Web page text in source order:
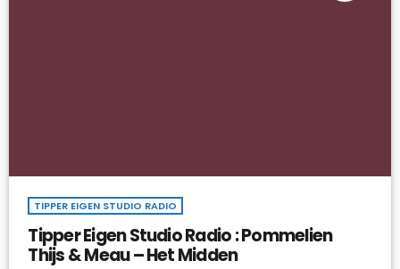
TIPPER EIGEN STUDIO RADIO
Tipper Eigen Studio Radio : Pommelien
Thijs & Meau – Het Midden